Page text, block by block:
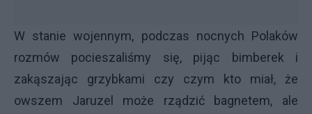
W stanie wojennym, podczas nocnych Polaków
rozmów pocieszaliśmy się, pijąc bimberek i
zakąszając grzybkami czy czym kto miał, że
owszem Jaruzel może rządzić bagnetem, ale